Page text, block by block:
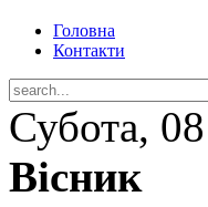
Головна
Контакти
Субота,
Вісник